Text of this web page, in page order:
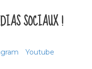
SOCIAUX !
Youtube